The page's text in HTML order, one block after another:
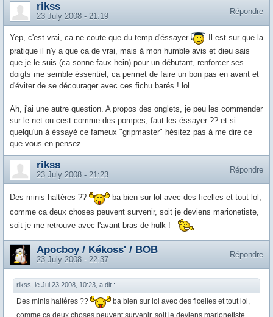
Répondre
rikss
23 July 2008 - 21:19
Yep, c'est vrai, ca ne coute que du temp d'éssayer
Il est sur que la
pratique il n'y a que ca de vrai, mais à mon humble avis et dieu sais
que je le suis (ca sonne faux hein) pour un débutant, renforcer ses
doigts me semble éssentiel, ca permet de faire un bon pas en avant et
d'éviter de se décourager avec ces fichu barés ! lol
Ah, j'ai une autre question. A propos des onglets, je peu les commender
sur le net ou cest comme des pompes, faut les éssayer ?? et si
quelqu'un à éssayé ce fameux "gripmaster" hésitez pas à me dire ce
que vous en pensez.
Répondre
rikss
23 July 2008 - 21:23
Des minis haltéres ??
ba bien sur lol avec des ficelles et tout lol,
comme ca deux choses peuvent survenir, soit je deviens marionetiste,
soit je me retrouve avec l'avant bras de hulk !
Répondre
Apocboy / Kékoss' / BOB
23 July 2008 - 22:37
rikss, le Jul 23 2008, 10:23, a dit :
Des minis haltéres ??
ba bien sur lol avec des ficelles et tout lol,
comme ca deux choses peuvent survenir, soit je deviens marionetiste,